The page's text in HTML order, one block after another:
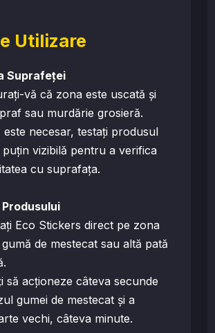
Utilizare
Suprafeței
vă că zona este uscată și
sau murdărie grosieră.
necesar, testați produsul
vizibilă pentru a verifica
cu suprafața.
Stickers direct pe zona
de mestecat sau altă pată
acționeze câteva secunde
gumei de mestecat și a
vechi, câteva minute.